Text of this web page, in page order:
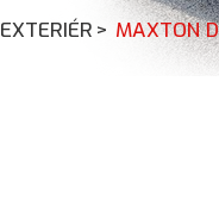
EXTERIÉR >